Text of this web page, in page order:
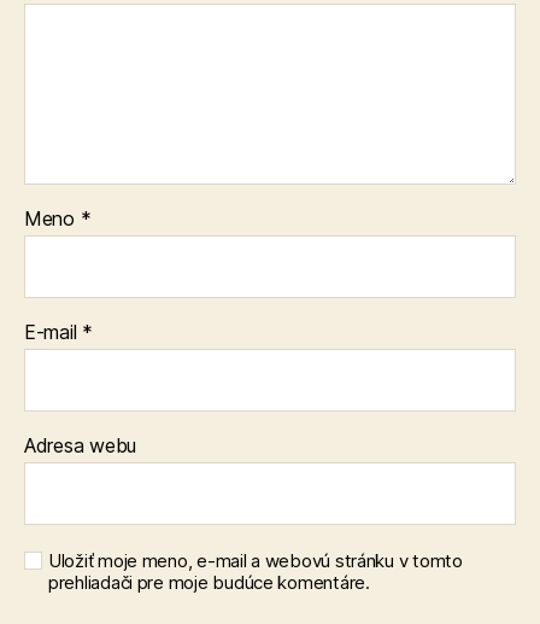
Meno *
E-mail *
Adresa webu
Uložiť moje meno, e-mail a webovú stránku v tomto
prehliadači pre moje budúce komentáre.